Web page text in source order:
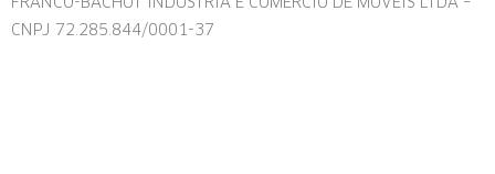
CNPJ 72.285.844/0001-37